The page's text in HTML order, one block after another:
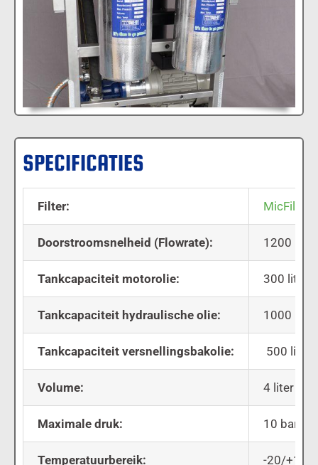
SPECIFICATIES
Filter: MicFil
Doorstroomsnelheid (Flowrate): 1200 liter
Tankcapaciteit motorolie: 300 liter
Tankcapaciteit hydraulische olie: 1000 liter
Tankcapaciteit versnellingsbakolie: 500 liter
Volume: 4 liter
Maximale druk: 10 bar
Temperatuurbereik: -20/+120